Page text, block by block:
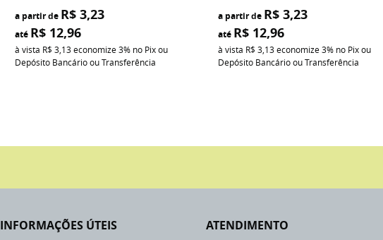
a partir de R$ 3,23
até R$ 12,96
à vista R$ 3,13economize3% no Pix ou
Depósito Bancário ou Transferência
a partir de R$ 3,23
até R$ 12,96
à vista R$ 3,13economize3% no Pix ou
Depósito Bancário ou Transferência
INFORMAÇÕES ÚTEIS ATENDIMENTO